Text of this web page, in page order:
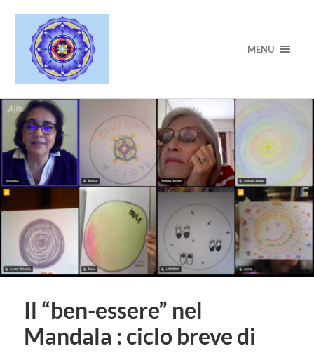
MENU
Il “ben-essere” nel
Mandala : ciclo breve di